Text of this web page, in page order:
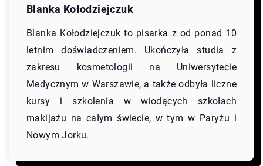
Blanka Kołodziejczuk
Blanka Kołodziejczuk to pisarka z od ponad 10
letnim doświadczeniem. Ukończyła studia z
zakresu kosmetologii na Uniwersytecie
Medycznym w Warszawie, a także odbyła liczne
kursy i szkolenia w wiodących szkołach
makijażu na całym świecie, w tym w Paryżu i
Nowym Jorku.